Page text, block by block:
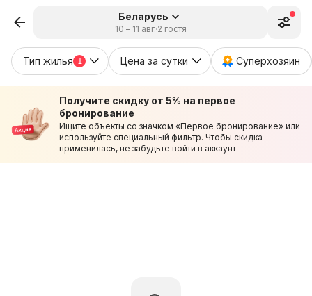
Беларусь
10 – 11 авг.2 гостя
Тип жилья 1 Цена за сутки Суперхозяин
Получите скидку от 5% на первое
бронирование
Ищите объекты со значком «Первое бронирование» или
используйте специальный фильтр. Чтобы скидка
применилась, не забудьте войти в аккаунт